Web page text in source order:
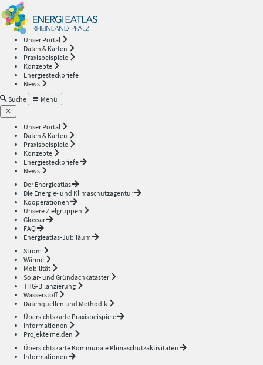
Unser Portal
Daten & Karten
Praxisbeispiele
Konzepte
Energiesteckbriefe
News
Suche
Menü
Unser Portal
Daten & Karten
Praxisbeispiele
Konzepte
Energiesteckbriefe
News
Der Energieatlas
Die Energie- und Klimaschutzagentur
Kooperationen
Unsere Zielgruppen
Glossar
FAQ
Energieatlas-Jubiläum
Strom
Wärme
Mobilität
Solar- und Gründachkataster
THG-Bilanzierung
Wasserstoff
Datenquellen und Methodik
Übersichtskarte Praxisbeispiele
Informationen
Projekte melden
Übersichtskarte Kommunale Klimaschutzaktivitäten
Informationen